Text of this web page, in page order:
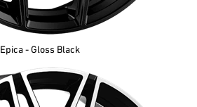
Epica - Gloss Black